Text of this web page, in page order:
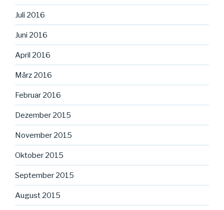
Juli 2016
Juni 2016
April 2016
März 2016
Februar 2016
Dezember 2015
November 2015
Oktober 2015
September 2015
August 2015